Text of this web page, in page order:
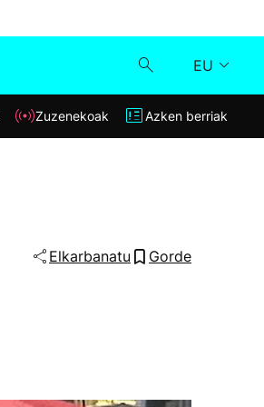
EU
Klisk
Zuzenekoak Azken berriak
Elkarbanatu Gorde